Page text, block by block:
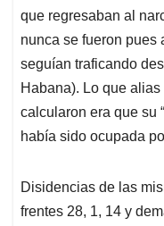
que regresaban al
nunca se fueron pues
seguían traficando
Habana). Lo que
calcularon era que su
había sido ocupada
Disidencias de las
frentes 28, 1, 14 y